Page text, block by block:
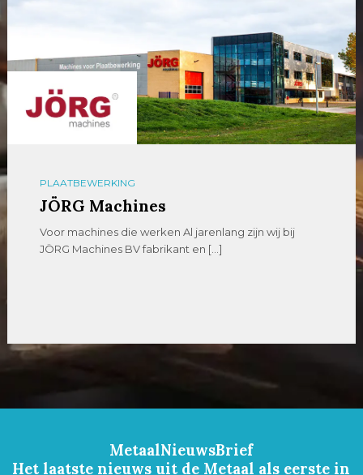
PLAATBEWERKING
JÖRG Machines
Voor machines die werken Al jarenlang zijn wij bij
JÖRG Machines BV fabrikant en […]
MetaalNieuwsBrief
Het laatste nieuws uit de Metaal als eerste in